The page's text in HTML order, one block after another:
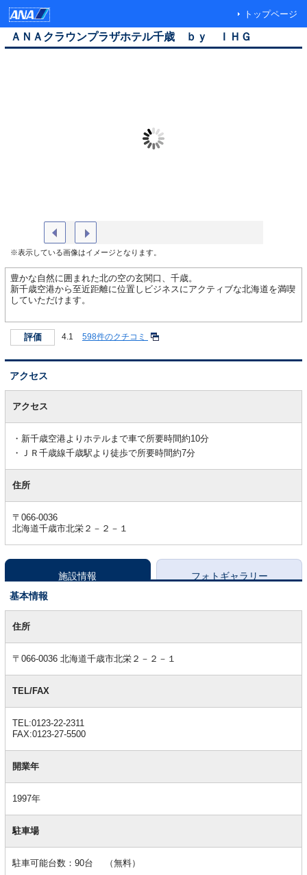
トップページ
ＡＮＡクラウンプラザホテル千歳 ｂｙ ＩＨＧ
※表示している画像はイメージとなります。
豊かな自然に囲まれた北の空の玄関口、千歳。
新千歳空港から至近距離に位置しビジネスにアクティブな北海道を満喫
していただけます。
評価 4.1 598件のクチコミ
アクセス
アクセス
新千歳空港よりホテルまで車で所要時間約10分
ＪＲ千歳線千歳駅より徒歩で所要時間約7分
住所
〒066-0036
北海道千歳市北栄２－２－１
施設情報
フォトギャラリー
基本情報
本住所
〒066-0036 北海道千歳市北栄２－２－１
TEL/FAX
TEL:0123-22-2311
FAX:0123-27-5500
開業年
1997年
駐車場
駐車可能台数：90台 （無料）